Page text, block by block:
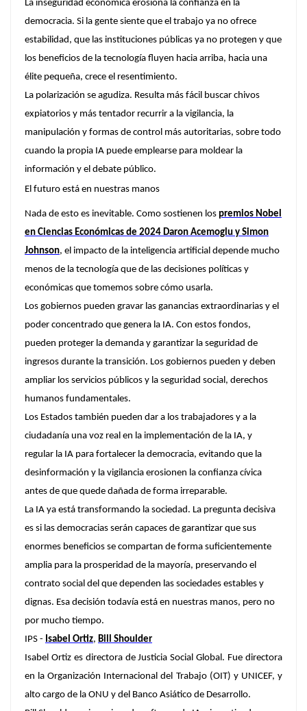
La inseguridad económica erosiona la confianza en la
democracia. Si la gente siente que el trabajo ya no ofrece
estabilidad, que las instituciones públicas ya no protegen y que
los beneficios de la tecnología fluyen hacia arriba, hacia una
élite pequeña, crece el resentimiento.
La polarización se agudiza. Resulta más fácil buscar chivos
expiatorios y más tentador recurrir a la vigilancia, la
manipulación y formas de control más autoritarias, sobre todo
cuando la propia IA puede emplearse para moldear la
información y el debate público.
El futuro está en nuestras manos
Nada de esto es inevitable. Como sostienen los premios Nobel
en Ciencias Económicas de 2024 Daron Acemoglu y Simon
Johnson, el impacto de la inteligencia artificial depende mucho
menos de la tecnología que de las decisiones políticas y
económicas que tomemos sobre cómo usarla.
Los gobiernos pueden gravar las ganancias extraordinarias y el
poder concentrado que genera la IA. Con estos fondos,
pueden proteger la demanda y garantizar la seguridad de
ingresos durante la transición. Los gobiernos pueden y deben
ampliar los servicios públicos y la seguridad social, derechos
humanos fundamentales.
Los Estados también pueden dar a los trabajadores y a la
ciudadanía una voz real en la implementación de la IA, y
regular la IA para fortalecer la democracia, evitando que la
desinformación y la vigilancia erosionen la confianza cívica
antes de que quede dañada de forma irreparable.
La IA ya está transformando la sociedad. La pregunta decisiva
es si las democracias serán capaces de garantizar que sus
enormes beneficios se compartan de forma suficientemente
amplia para la prosperidad de la mayoría, preservando el
contrato social del que dependen las sociedades estables y
dignas. Esa decisión todavía está en nuestras manos, pero no
por mucho tiempo.
IPS - Isabel Ortiz, Bill Shoulder
Isabel Ortiz es directora de Justicia Social Global. Fue directora
en la Organización Internacional del Trabajo (OIT) y UNICEF, y
alto cargo de la ONU y del Banco Asiático de Desarrollo.